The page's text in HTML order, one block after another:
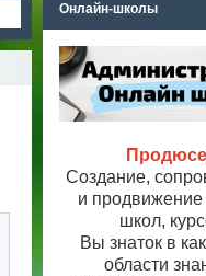
Онлайн-школы
Создание,
и продвижение
школ,
Вы знаток в
области